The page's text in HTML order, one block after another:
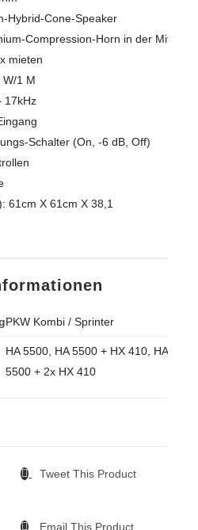
Hybrid-Cone-Speaker
Compression-Horn in der Mitte
mieten
W/1 M
17kHz
Schalter (On, -6 dB, Off)
61cm X 61cm X 38,1
PKW Kombi / Sprinter
HA 5500, HA 5500 + HX 410, HA
5500 + 2x HX 410
Tweet This Product
Email This Product